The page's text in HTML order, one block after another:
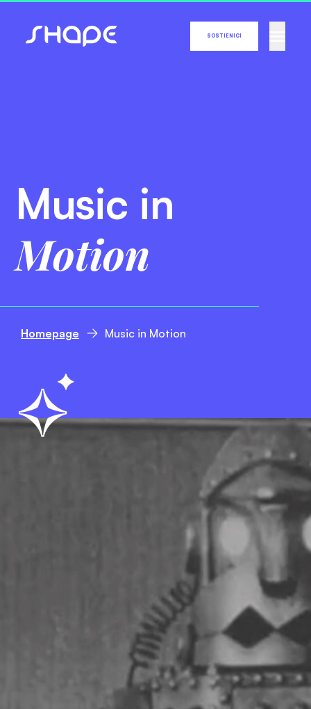
SOSTIENICI
Music in
Motion
Homepage Music in Motion